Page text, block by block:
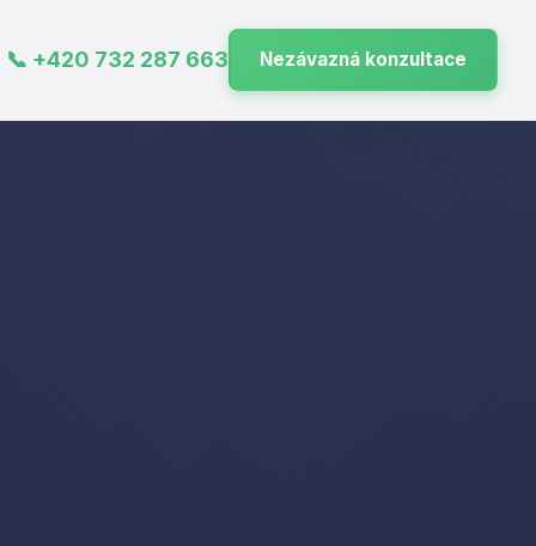
📞 +420 732 287 663 Nezávazná konzultace